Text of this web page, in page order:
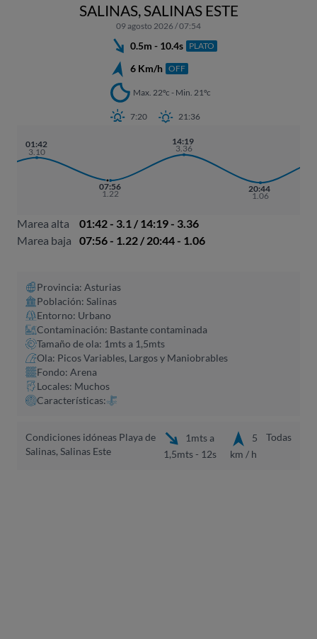
SALINAS, SALINAS ESTE
09 agosto 2026 / 07:54
0.5m - 10.4s PLATO
6 Km/h OFF
Max. 22ºc - Min. 21ºc
7:20 21:36
01:42
3.10
07:56
1.22
14:19
3.36
20:44
1.06
Marea alta
01:42 - 3.1 / 14:19 - 3.36
Marea baja
07:56 - 1.22 / 20:44 - 1.06
Provincia: Asturias
Población: Salinas
Entorno: Urbano
Contaminación: Bastante contaminada
Tamaño de ola: 1mts a 1,5mts
Ola: Picos Variables, Largos y Maniobrables
Fondo: Arena
Locales: Muchos
Características:
Condiciones idóneas Playa de
Salinas, Salinas Este
1mts a
1,5mts - 12s
5
km / h
Todas